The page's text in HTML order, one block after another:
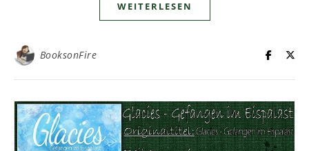
WEITERLESEN
BooksonFire